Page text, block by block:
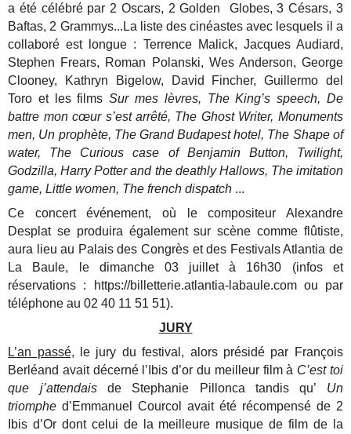
a été célébré par 2 Oscars, 2 Golden Globes, 3 Césars, 3
Baftas, 2 Grammys...La liste des cinéastes avec lesquels il a
collaboré est longue : Terrence Malick, Jacques Audiard,
Stephen Frears, Roman Polanski, Wes Anderson, George
Clooney, Kathryn Bigelow, David Fincher, Guillermo del
Toro et les filmsSur mes lèvres, The King’s speech, De
battre mon cœur s’est arrêté, The Ghost Writer, Monuments
men, Un prophète, The Grand Budapest hotel, The Shape of
water, The Curious case of Benjamin Button, Twilight,
Godzilla, Harry Potter and the deathly Hallows, The imitation
game, Little women, The french dispatch ...
Ce concert événement, où le compositeur Alexandre
Desplat se produira également sur scène comme flûtiste,
aura lieu au Palais des Congrès et des Festivals Atlantia de
La Baule, le dimanche 03 juillet à 16h30 (infos et
réservations : https://billetterie.atlantia-labaule.com ou par
téléphone au 02 40 11 51 51).
JURY
L’an passé, le jury du festival, alors présidé par François
Berléand avait décerné l’Ibis d’or du meilleur film à C’est toi
que j’attendais de Stephanie Pillonca tandis qu’ Un
triomphe d’Emmanuel Courcol avait été récompensé de 2
Ibis d’Or dont celui de la meilleure musique de film de la